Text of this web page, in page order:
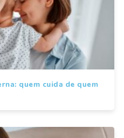
quem cuida de quem